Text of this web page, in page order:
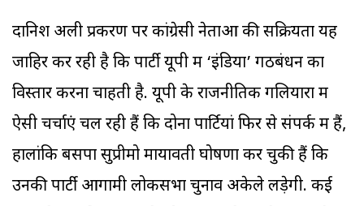
दानिश अली प्रकरण पर कांग्रेसी नेताओं की सक्रियता यह
जाहिर कर रही है कि पार्टी यूपी में ‘इंडिया’ गठबंधन का
विस्तार करना चाहती है. यूपी के राजनीतिक गलियारों में
ऐसी चर्चाएं चल रही हैं कि दोनों पार्टि‍यां फिर से संपर्क में हैं,
हालांकि बसपा सुप्रीमो मायावती घोषणा कर चुकी हैं कि
उनकी पार्टी आगामी लोकसभा चुनाव अकेले लड़ेगी. कई